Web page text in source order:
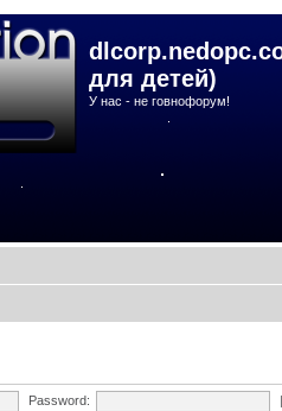
для детей)
У нас - не говнофорум!
Password: